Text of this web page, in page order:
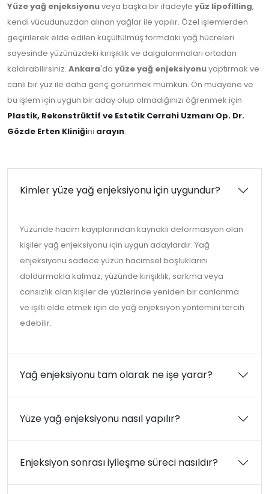
Yüze yağ enjeksiyonuveya başka bir ifadeyle yüz lipofilling,
kendi vücudunuzdan alınan yağlar ile yapılır. Özel işlemlerden
geçirilerek elde edilen küçültülmüş formdaki yağ hücreleri
sayesinde yüzünüzdeki kırışıklık ve dalgalanmaları ortadan
kaldırabilirsiniz. Ankara'da yüze yağ enjeksiyonuyaptırmak ve
canlı bir yüz ile daha genç görünmek mümkün. Ön muayene ve
bu işlem için uygun bir aday olup olmadığınızı öğrenmek için
Plastik, Rekonstrüktif ve Estetik Cerrahi Uzmanı Op. Dr.
Gözde Erten Kliniğini arayın.
Kimler yüze yağ enjeksiyonu için uygundur?
Yüzünde hacim kayıplarından kaynaklı deformasyon olan
kişiler yağ enjeksiyonu için uygun adaylardır. Yağ
enjeksiyonu sadece yüzün hacimsel boşluklarını
doldurmakla kalmaz, yüzünde kırışıklık, sarkma veya
cansızlık olan kişiler de yüzlerinde yeniden bir canlanma
ve ışıltı elde etmek için de yağ enjeksiyon yöntemini tercih
edebilir.
Yağ enjeksiyonu tam olarak ne işe yarar?
Yüze yağ enjeksiyonu nasıl yapılır?
Enjeksiyon sonrası iyileşme süreci nasıldır?